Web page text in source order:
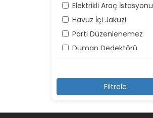
Elektrikli Araç İstasyonu
Havuz İçi Jakuzi
Parti Düzenlenemez
Duman Dedektörü
Yüksek Ses Yapılamaz
Kayıt Dışı Misafir Kabul
Şemsiye ve Şezlonglar